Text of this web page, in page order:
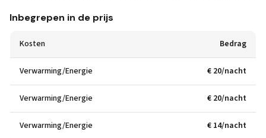
Inbegrepen in de prijs
Kosten Bedrag
Verwarming/Energie € 20/nacht
Verwarming/Energie € 20/nacht
Verwarming/Energie € 14/nacht